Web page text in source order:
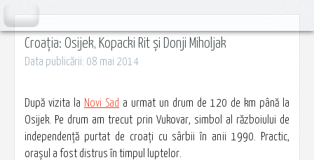
Croația: Osijek, Kopacki Rit și Donji Miholjak
Data publicării: 08 mai 2014
După vizita la Novi Sad a urmat un drum de 120 de km până la
Osijek. Pe drum am trecut prin Vukovar, simbol al războiului de
independenţă purtat de croaţi cu sârbii în anii 1990. Practic,
oraşul a fost distrus în timpul luptelor.